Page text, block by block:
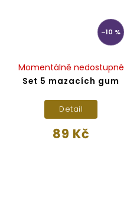
–10 %
Set 5 mazacích gum
Momentálně nedostupné
89 Kč
Detail